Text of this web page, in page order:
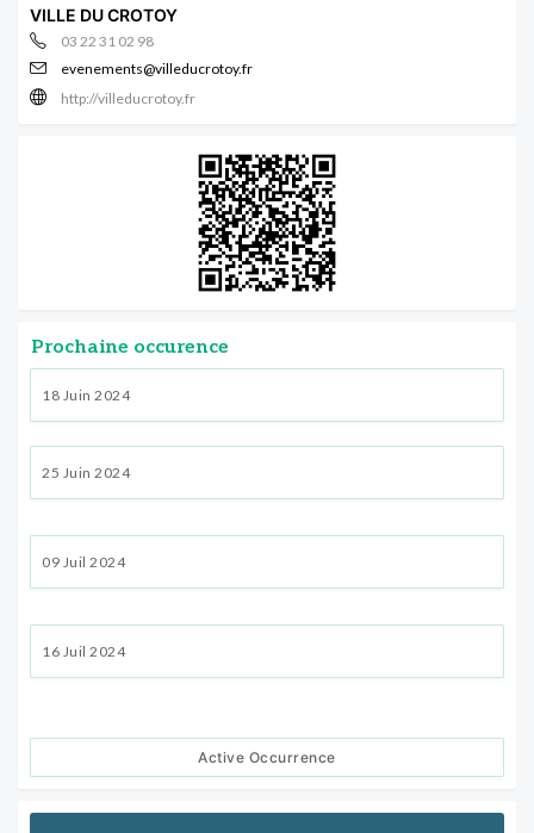
VILLE DU CROTOY
03 22 31 02 98
evenements@villeducrotoy.fr
http://villeducrotoy.fr
Prochaine occurence
18 Juin 2024
25 Juin 2024
09 Juil 2024
16 Juil 2024
Active Occurrence